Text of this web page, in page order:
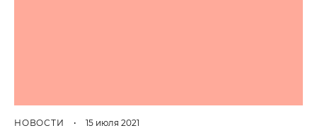
НОВОСТИ • 15 июля 2021